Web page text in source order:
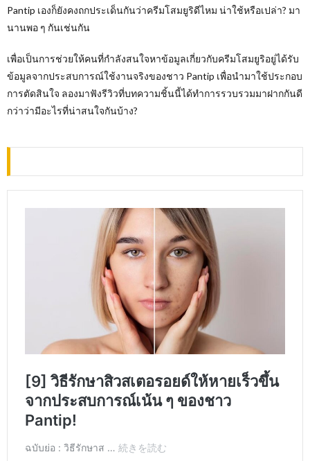
Pantip เองก็ยังคงถกประเด็นกันว่าครีมโสมยูริดีไหม น่าใช้หรือเปล่า? มา
นานพอ ๆ กันเช่นกัน
เพื่อเป็นการช่วยให้คนที่กำลังสนใจหาข้อมูลเกี่ยวกับครีมโสมยูริอยู่ได้รับ
ข้อมูลจากประสบการณ์ใช้งานจริงของชาว Pantip เพื่อนำมาใช้ประกอบ
การตัดสินใจ ลองมาฟังรีวิวที่บทความชิ้นนี้ได้ทำการรวบรวมมาฝากกันดี
กว่าว่ามีอะไรที่น่าสนใจกันบ้าง?